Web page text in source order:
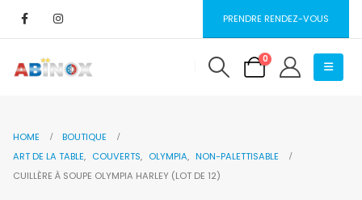
PRENDRE RENDEZ-VOUS
0
HOME
BOUTIQUE
ART DE LA TABLE, COUVERTS, OLYMPIA, NON-PALETTISABLE
CUILLÈRE À SOUPE OLYMPIA HARLEY (LOT DE 12)